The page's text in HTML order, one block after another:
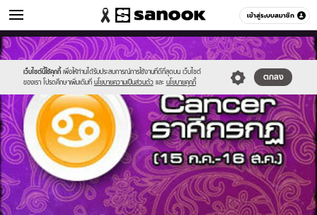
เข้าสู่ระบบสมาชิก
ดูดวง หมวดอื่นๆ
เว็บไซต์นี้ใช้คุกกี้ เพื่อให้ท่านได้รับประสบการณ์การใช้งานที่ดีที่สุดบน เว็บไซต์
ของเรา โปรดศึกษาเพิ่มเติมที่ นโยบายความเป็นส่วนตัว และ นโยบายคุกกี้
ตกลง
Sanook
//s.isanook.com/sr/0/images/logo-
new-
sanook.png
600
60
//s.isanook.com/ho/0/ud/10/52797/7cancer.jpg